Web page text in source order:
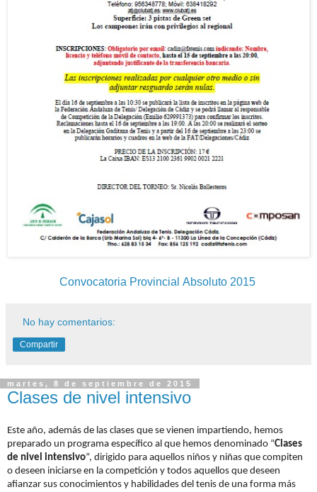
Convocatoria Provincial Absoluto 2015
No hay comentarios:
Compartir
martes, 8 de septiembre de 2015
Clases de nivel intensivo
Este año, además de las clases que se vienen impartiendo, hemos
preparado un programa específico al que hemos denominado “Clases
de nivel intensivo”, dirigido para aquellos niños y niñas que compiten
o deseen iniciarse en la competición y todos aquellos que deseen
afianzar sus conocimientos y habilidades del tenis de una forma más